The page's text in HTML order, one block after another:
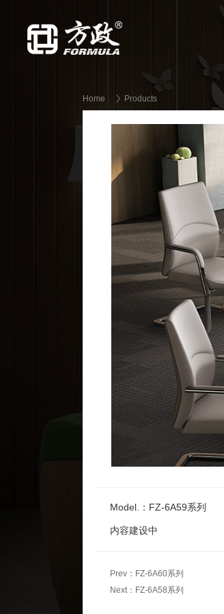
Home Products
Model.：FZ-6A59系列
内容建设中
Prev： FZ-6A60系列
Next： FZ-6A58系列